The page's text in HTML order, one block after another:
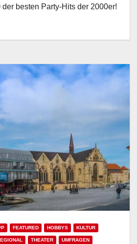
besten Party-Hits der 2000er!
FEATURED HOBBYS KULTUR
THEATER UMFRAGEN